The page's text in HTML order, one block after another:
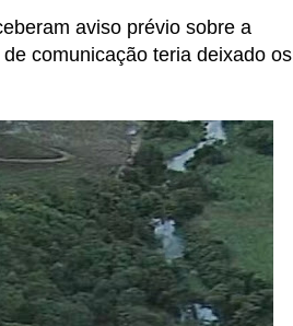
aviso prévio sobre a
comunicação teria deixado os